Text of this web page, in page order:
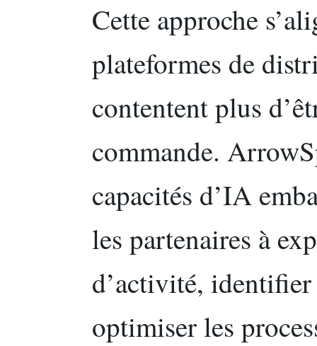
Cette approche
plateformes de
contentent plus
commande.
capacités d’IA
les partenaires à
d’activité,
optimiser les